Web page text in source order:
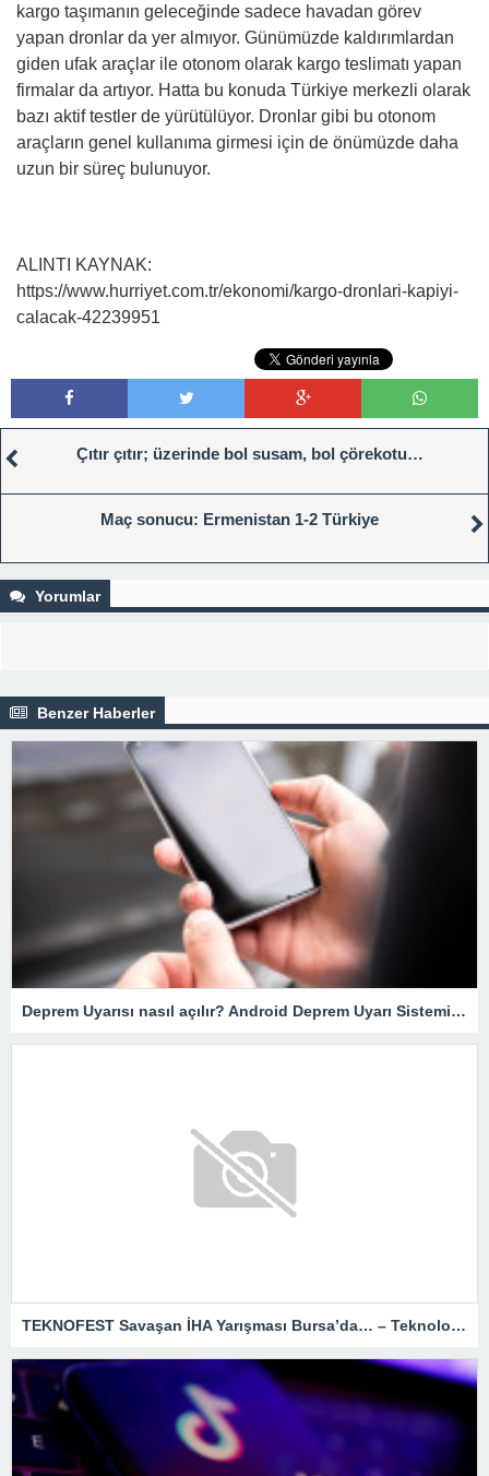
kargo taşımanın geleceğinde sadece havadan görev
yapan dronlar da yer almıyor. Günümüzde kaldırımlardan
giden ufak araçlar ile otonom olarak kargo teslimatı yapan
firmalar da artıyor. Hatta bu konuda Türkiye merkezli olarak
bazı aktif testler de yürütülüyor. Dronlar gibi bu otonom
araçların genel kullanıma girmesi için de önümüzde daha
uzun bir süreç bulunuyor.
ALINTI KAYNAK:
https://www.hurriyet.com.tr/ekonomi/kargo-dronlari-kapiyi-
calacak-42239951
Çıtır çıtır; üzerinde bol susam, bol çörekotu…
Maç sonucu: Ermenistan 1-2 Türkiye
Yorumlar
Benzer Haberler
Deprem Uyarısı nasıl açılır? Android Deprem Uyarı Sistemi Nasıl Çalışır? İOS, iPhone… Deprem Uyarı sistemi nedir?
TEKNOFEST Savaşan İHA Yarışması Bursa’da… – Teknoloji Haberleri